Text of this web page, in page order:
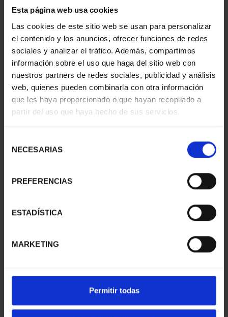
Esta página web usa cookies
Las cookies de este sitio web se usan para personalizar
el contenido y los anuncios, ofrecer funciones de redes
sociales y analizar el tráfico. Además, compartimos
información sobre el uso que haga del sitio web con
nuestros partners de redes sociales, publicidad y análisis
web, quienes pueden combinarla con otra información
que les haya proporcionado o que hayan recopilado a
partir del uso que haya hecho de sus servicios.
NECESARIAS
PREFERENCIAS
ESTADÍSTICA
MARKETING
Permitir todas
CAPITALES ESPAÑOLAS
- LLEIDA
73,00 €
CAPITALES ESPAÑOLAS
- TARRAGONA
73,00 €
CIUDADES PATRIMONIO
SUSCRIPCIÓN
949,00 €